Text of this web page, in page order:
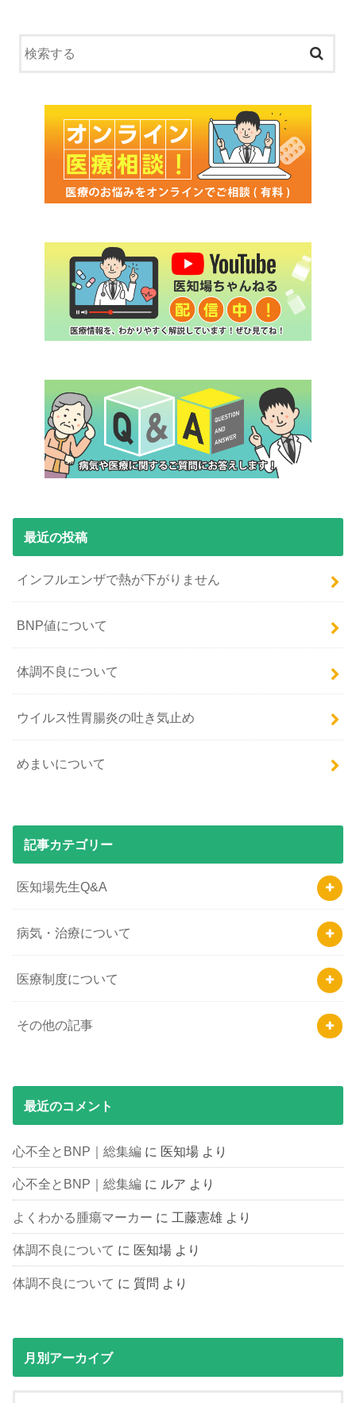
最近の投稿
インフルエンザで熱が下がりません
BNP値について
体調不良について
ウイルス性胃腸炎の吐き気止め
めまいについて
記事カテゴリー
医知場先生Q&A
病気・治療について
医療制度について
その他の記事
最近のコメント
心不全とBNP｜総集編 に 医知場 より
心不全とBNP｜総集編 に ルア より
よくわかる腫瘍マーカー に 工藤憲雄 より
体調不良について に 医知場 より
体調不良について に 質問 より
月別アーカイブ